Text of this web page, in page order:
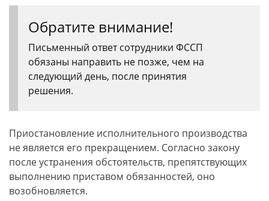
Обратите внимание!
Письменный ответ сотрудники ФССП
обязаны направить не позже, чем на
следующий день, после принятия
решения.
Приостановление исполнительного производства
не является его прекращением. Согласно закону
после устранения обстоятельств, препятствующих
выполнению приставом обязанностей, оно
возобновляется.